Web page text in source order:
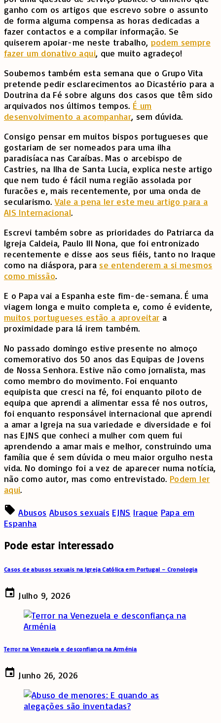
ganho com os artigos que escrevo sobre o assunto
de forma alguma compensa as horas dedicadas a
fazer contactos e a compilar informação. Se
quiserem apoiar-me neste trabalho, podem sempre
fazer um donativo aqui, que muito agradeço!
Soubemos também esta semana que o Grupo Vita
pretende pedir esclarecimentos ao Dicastério para a
Doutrina da Fé sobre alguns dos casos que têm sido
arquivados nos últimos tempos. É um
desenvolvimento a acompanhar, sem dúvida.
Consigo pensar em muitos bispos portugueses que
gostariam de ser nomeados para uma ilha
paradisíaca nas Caraíbas. Mas o arcebispo de
Castries, na Ilha de Santa Lucia, explica neste artigo
que nem tudo é fácil numa região assolada por
furacões e, mais recentemente, por uma onda de
secularismo.Vale a pena ler este meu artigo para a
AIS Internacional.
Escrevi também sobre as prioridades do Patriarca da
Igreja Caldeia, Paulo III Nona, que foi entronizado
recentemente e disse aos seus fiéis, tanto no Iraque
como na diáspora, para se entenderem a si mesmos
como missão.
E o Papa vai a Espanha este fim-de-semana. É uma
viagem longa e muito completa e, como é evidente,
muitos portugueses estão a aproveitar a
proximidade para lá irem também.
No passado domingo estive presente no almoço
comemorativo dos 50 anos das Equipas de Jovens
de Nossa Senhora. Estive não como jornalista, mas
como membro do movimento. Foi enquanto
equipista que cresci na fé, foi enquanto piloto de
equipa que aprendi a alimentar essa fé nos outros,
foi enquanto responsável internacional que aprendi
a amar a Igreja na sua variedade e diversidade e foi
nas EJNS que conheci a mulher com quem fui
aprendendo a amar mais e melhor, construindo uma
família que é sem dúvida o meu maior orgulho nesta
vida. No domingo foi a vez de aparecer numa notícia,
não como autor, mas como entrevistado. Podem ler
aqui.
Abusos Abusos sexuais EJNS Iraque Papa em
Espanha
Pode estar interessado
Casos de abusos sexuais na Igreja Católica em Portugal – Cronologia
Julho 9, 2026
Terror na Venezuela e desconfiança na Arménia
Junho 26, 2026